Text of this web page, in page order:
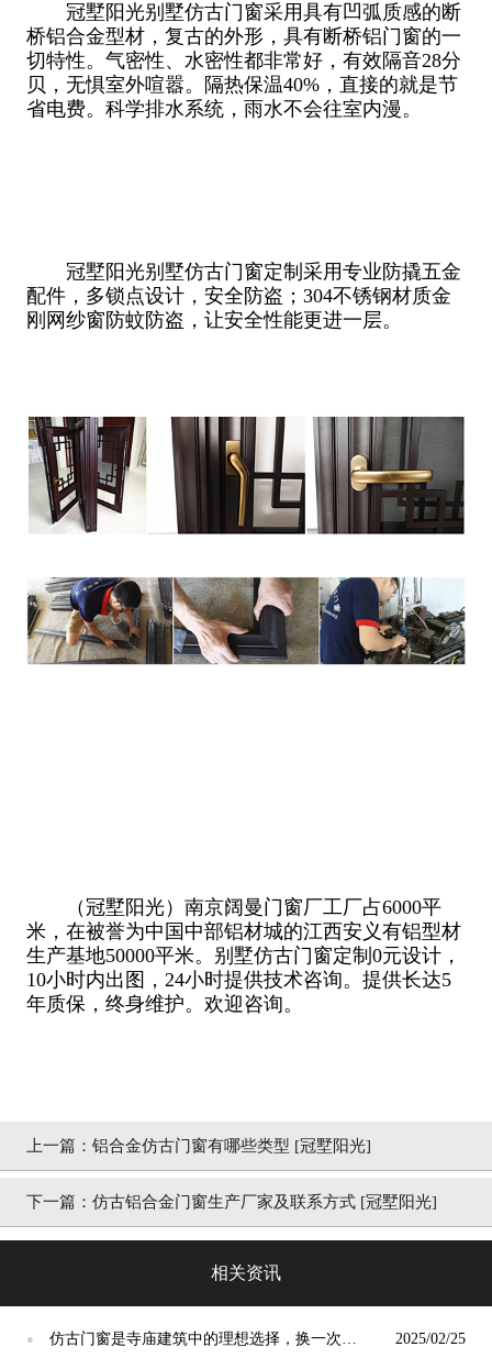
冠墅阳光别墅仿古门窗采用具有凹弧质感的断
桥铝合金型材，复古的外形，具有断桥铝门窗的一
切特性。气密性、水密性都非常好，有效隔音28分
贝，无惧室外喧嚣。隔热保温40%，直接的就是节
省电费。科学排水系统，雨水不会往室内漫。
冠墅阳光别墅仿古门窗定制采用专业防撬五金
配件，多锁点设计，安全防盗；304不锈钢材质金
刚网纱窗防蚊防盗，让安全性能更进一层。
（冠墅阳光）南京阔曼门窗厂工厂占6000平
米，在被誉为中国中部铝材城的江西安义有铝型材
生产基地50000平米。别墅仿古门窗定制0元设计，
10小时内出图，24小时提供技术咨询。提供长达5
年质保，终身维护。欢迎咨询。
上一篇： 铝合金仿古门窗有哪些类型 [冠墅阳光]
下一篇： 仿古铝合金门窗生产厂家及联系方式 [冠墅阳光]
相关资讯
●
仿古门窗是寺庙建筑中的理想选择，换一次用
2025/02/25